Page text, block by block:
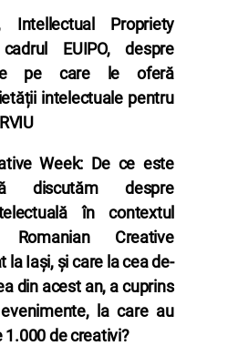
Intellectual Propriety
EUIPO, despre
pe care le oferă
intelectuale pentru
Week: De ce este
discutăm despre
în contextul
Romanian Creative
la Iași, și care la cea de-
din acest an, a cuprins
la care au
de creativi?